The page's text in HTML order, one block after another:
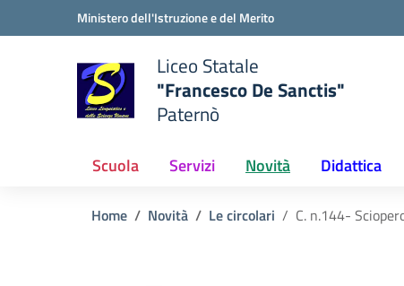
Vai ai contenuti
Vai al menu di navigazioneMinistero dell'Istruzione e del Merito
scuola
Liceo Statale
"Francesco De Sanctis"
Paternò
Scuola Servizi Novità Didattica
Home Novità Le circolari C. n.144-